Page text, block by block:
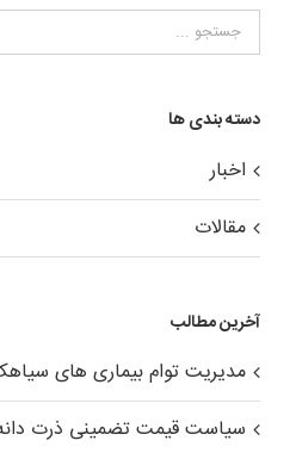
جستجو
برای
دسته بندی ها
اخبار
مقالات
آخرین مطالب
مدیریت توام بیماری های
سیاست قیمت تضمینی ذرت